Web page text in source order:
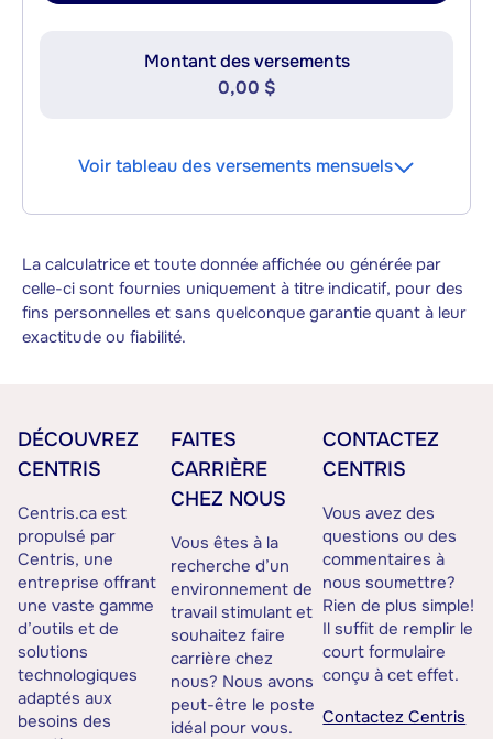
Montant des versements
0,00 $
Voir tableau des versements mensuels
La calculatrice et toute donnée affichée ou générée par
celle-ci sont fournies uniquement à titre indicatif, pour des
fins personnelles et sans quelconque garantie quant à leur
exactitude ou fiabilité.
DÉCOUVREZ
CENTRIS
Centris.ca est
propulsé par
Centris, une
entreprise offrant
une vaste gamme
d’outils et de
solutions
technologiques
adaptés aux
besoins des
FAITES
CARRIÈRE
CHEZ NOUS
Vous êtes à la
recherche d’un
environnement de
travail stimulant et
souhaitez faire
carrière chez
nous? Nous avons
peut-être le poste
idéal pour vous.
CONTACTEZ
CENTRIS
Vous avez des
questions ou des
commentaires à
nous soumettre?
Rien de plus simple!
Il suffit de remplir le
court formulaire
conçu à cet effet.
Contactez Centris